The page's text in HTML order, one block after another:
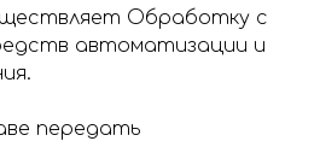
Обработку с
автоматизации и
передать